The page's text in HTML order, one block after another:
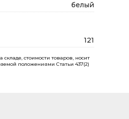
белый
121
стоимости товаров, носит
положениями Статьи 437(2)